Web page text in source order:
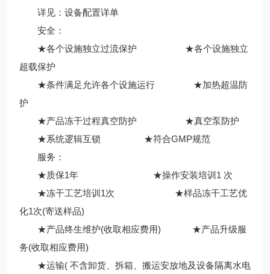
详见：设备配置详单
安全：
★各个设施独立过流保护 ★各个设施独立
超载保护
★条件满足允许各个设施运行 ★加热超温防
护
★产品冻干过程真空防护 ★真空泵防护
★系统逻辑互锁 ★符合GMP规范
服务：
★质保1年 ★操作安装培训1 次
★冻干工艺培训1次 ★样品冻干工艺优
化1次(寄送样品)
★产品终生维护(收取相应费用) ★产品升级服
务(收取相应费用)
★运输( 不含卸货、拆箱、搬运安放地及设备隔离水电